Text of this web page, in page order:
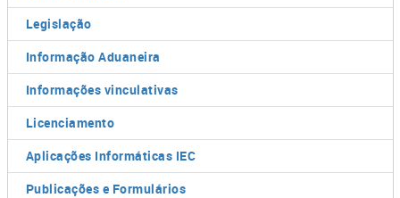
Legislação
Informação Aduaneira
Informações vinculativas
Licenciamento
Aplicações Informáticas IEC
Publicações e Formulários